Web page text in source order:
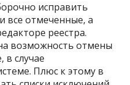
исправить
все отмеченные, а
реестра.
возможность отмены
в случае
Плюс к этому в